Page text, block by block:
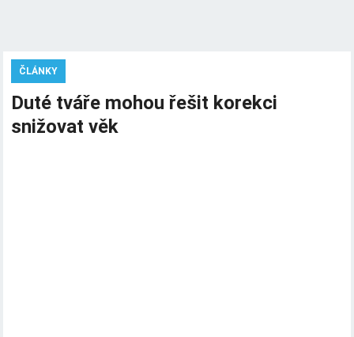
ČLÁNKY
Duté tváře mohou řešit korekci
snižovat věk